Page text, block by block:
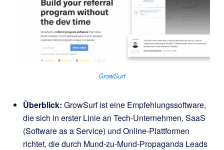
GrowSurf
Überblick: GrowSurf ist eine Empfehlungssoftware,
die sich in erster Linie an Tech-Unternehmen, SaaS
(Software as a Service) und Online-Plattformen
richtet, die durch Mund-zu-Mund-Propaganda Leads